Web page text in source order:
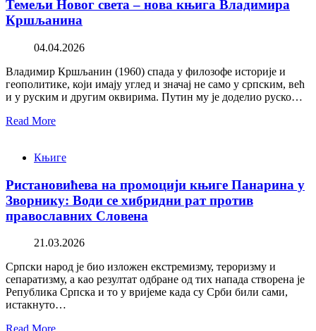
Темељи Новог света – нова књига Владимира
Кршљанина
04.04.2026
Владимир Кршљанин (1960) спада у филозофе историје и
геополитике, који имају углед и значај не само у српским, већ
и у руским и другим оквирима. Путин му је доделио руско…
Read More
Књиге
Ристановићева на промоцији књиге Панарина у
Зворнику: Води се хибридни рат против
православних Словена
21.03.2026
Српски народ је био изложен екстремизму, тероризму и
сепаратизму, а као резултат одбране од тих напада створена је
Република Српска и то у вријеме када су Срби били сами,
истакнуто…